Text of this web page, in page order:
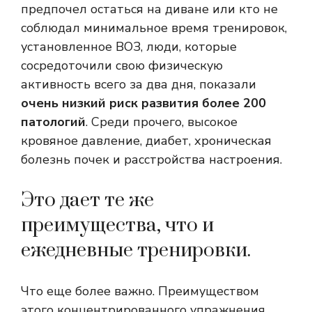
предпочел остаться на диване или кто не
соблюдал минимальное время тренировок,
установленное ВОЗ, люди, которые
сосредоточили свою физическую
активность всего за два дня, показали
очень низкий риск развития более 200
патологий. Среди прочего, высокое
кровяное давление, диабет, хроническая
болезнь почек и расстройства настроения.
Это дает те же
преимущества, что и
ежедневные тренировки.
Что еще более важно. Преимуществом